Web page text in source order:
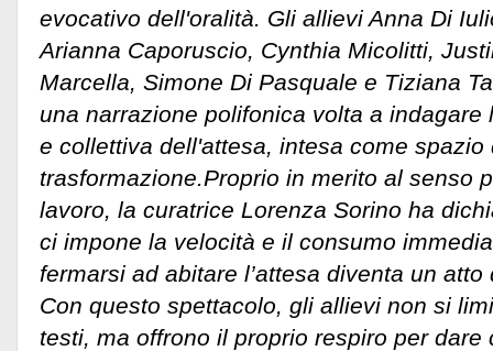
evocativo dell'oralità. Gli allievi Anna Di
Arianna Caporuscio, Cynthia Micolitti,
Marcella, Simone Di Pasquale e Tiziana
una narrazione polifonica volta a indagare
e collettiva dell'attesa, intesa come spazio
trasformazione. Proprio in merito al senso
lavoro, la curatrice Lorenza Sorino ha
ci impone la velocità e il consumo
fermarsi ad abitare l’attesa diventa un
Con questo spettacolo, gli allievi non si
testi, ma offrono il proprio respiro per dare